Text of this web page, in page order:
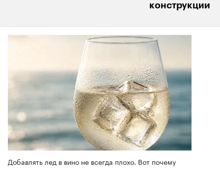
конструкции
Добавлять лед в вино не всегда плохо. Вот почему